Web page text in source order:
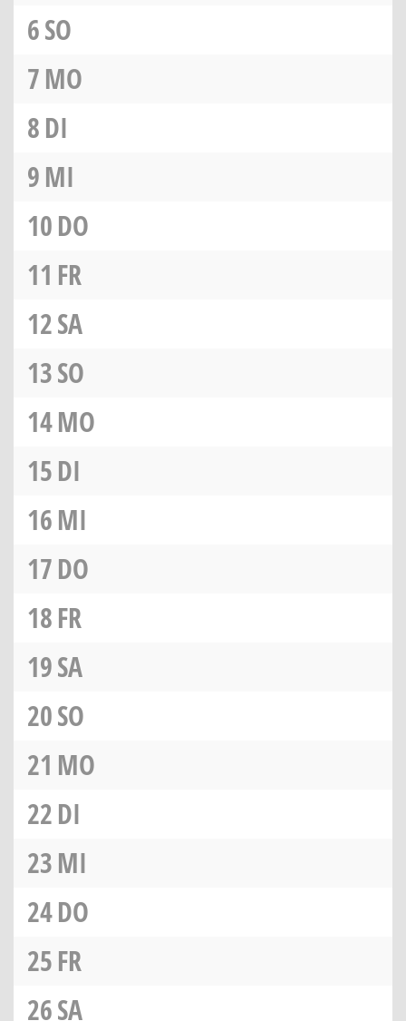
6SO
7MO
8DI
9MI
10DO
11 FR
12SA
13SO
14MO
15DI
16MI
17DO
18FR
19SA
20SO
21 MO
22DI
23MI
24DO
25FR
26SA